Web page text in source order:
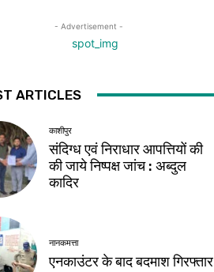
- Advertisement -
ARTICLES
काशीपुर
संदिग्ध एवं निराधार आपत्तियों की
की जाये निष्पक्ष जांच : अब्दुल
कादिर
नानकमत्ता
एनकाउंटर के बाद बदमाश गिरफ्तार